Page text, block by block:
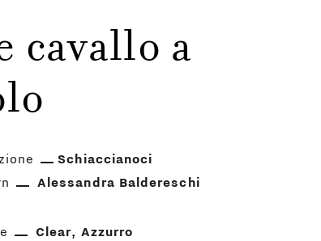
cavallo a
Schiaccianoci
Alessandra Baldereschi
Clear
Azzurro